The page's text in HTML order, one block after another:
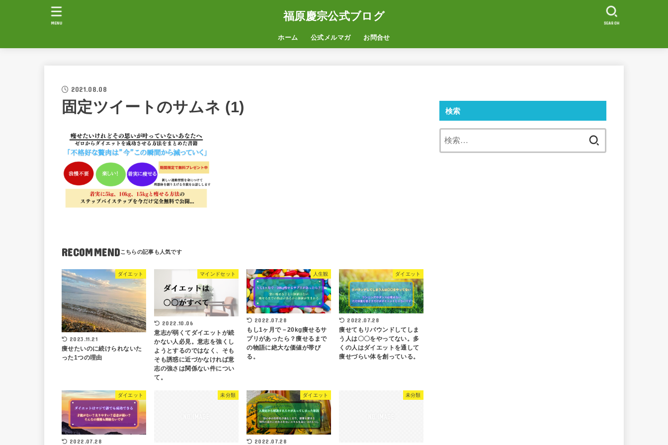
福原慶宗公式ブログ
ホーム 公式メルマガ お問合せ
SEARCH
MENU
2021.08.08
固定ツイートのサムネ (1)
RECOMMEND
ダイエット
2023.11.21
痩せたいのに続けられないた
った1つの理由
マインドセット
2022.10.06
意志が弱くてダイエットが続
かない人必見。意志を強くし
ようとするのではなく、そも
そも誘惑に近づかなければ意
志の強さは関係ない件につい
て。
人生観
2022.07.28
もし1ヶ月で－20kg痩せるサ
プリがあったら？痩せるまで
の物語に絶大な価値が帯び
る。
ダイエット
2022.07.28
痩せてもリバウンドしてしま
う人は〇〇をやってない。多
くの人はダイエットを通して
痩せづらい体を創っている。
ダイエット
2022.07.28
未分類 ダイエット
2022.07.28
未分類
検索